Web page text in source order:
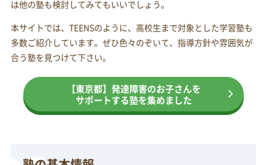
は他の塾も検討してみてもいいでしょう。
本サイトでは、TEENSのように、高校生まで対象とした学習塾も
多数ご紹介しています。ぜひ色々のぞいて、指導方針や雰囲気が
合う塾を見つけて下さい。
【東京都】発達障害のお子さんを
サポートする塾を集めました